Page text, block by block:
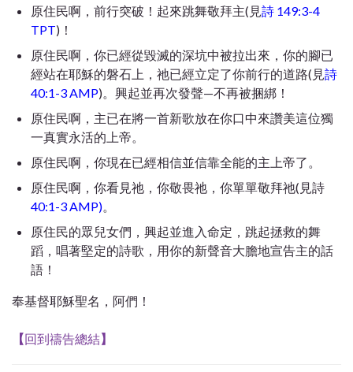
原住民啊，前行突破！起來跳舞敬拜主(見詩 149:3-4
TPT)！
原住民啊，你已經從毀滅的深坑中被拉出來，你的腳已
經站在耶穌的磐石上，祂已經立定了你前行的道路(見詩
40:1-3 AMP)。興起並再次發聲—不再被捆綁！
原住民啊，主已在將一首新歌放在你口中來讚美這位獨
一真實永活的上帝。
原住民啊，你現在已經相信並信靠全能的主上帝了。
原住民啊，你看見祂，你敬畏祂，你單單敬拜祂(見詩
40:1-3 AMP)
原住民的眾兒女們，興起並進入命定，跳起拯救的舞
蹈，唱著堅定的詩歌，用你的新聲音大膽地宣告主的話
語！
奉基督耶穌聖名，阿們！
【回到禱告總結】